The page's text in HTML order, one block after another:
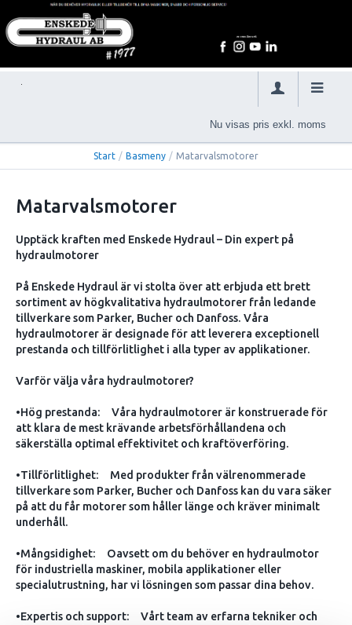
Nu visas pris exkl. moms
Start / Basmeny / Matarvalsmotorer
Matarvalsmotorer
Upptäck kraften med Enskede Hydraul – Din expert på
hydraulmotorer
På Enskede Hydraul är vi stolta över att erbjuda ett brett
sortiment av högkvalitativa hydraulmotorer från ledande
tillverkare som Parker, Bucher och Danfoss. Våra
hydraulmotorer är designade för att leverera exceptionell
prestanda och tillförlitlighet i alla typer av applikationer.
Varför välja våra hydraulmotorer?
•Hög prestanda: Våra hydraulmotorer är konstruerade för
att klara de mest krävande arbetsförhållandena och
säkerställa optimal effektivitet och kraftöverföring.
•Tillförlitlighet: Med produkter från välrenommerade
tillverkare som Parker, Bucher och Danfoss kan du vara säker
på att du får motorer som håller länge och kräver minimalt
underhåll.
•Mångsidighet: Oavsett om du behöver en hydraulmotor
för industriella maskiner, mobila applikationer eller
specialutrustning, har vi lösningen som passar dina behov.
•Expertis och support: Vårt team av erfarna tekniker och